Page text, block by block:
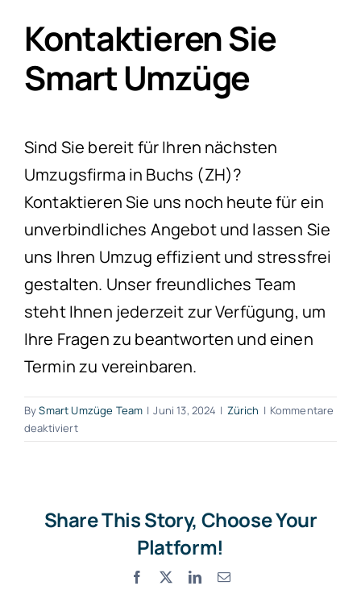
Kontaktieren Sie
Smart Umzüge
Sind Sie bereit für Ihren nächsten
Umzugsfirma in Buchs (ZH)?
Kontaktieren Sie uns noch heute für ein
unverbindliches Angebot und lassen Sie
uns Ihren Umzug effizient und stressfrei
gestalten. Unser freundliches Team
steht Ihnen jederzeit zur Verfügung, um
Ihre Fragen zu beantworten und einen
Termin zu vereinbaren.
BySmart Umzüge Team | Juni 13, 2024 | Zürich | Kommentare
deaktiviertfür
Umzugsfirma
Share This Story, Choose Your
Platform!
Facebook LinkedInEmail